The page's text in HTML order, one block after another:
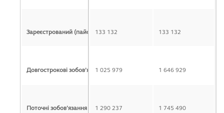
133 132 133 132
1 025 979 1 646 929
1 290 237 1 745 490
Зареєстрований (пайовий/статутний) капітал
Довгострокові зобов’язання і забезпечення
Поточні зобов’язання і забезпечення